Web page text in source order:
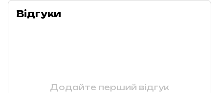
Відгуки
Додайте перший відгук